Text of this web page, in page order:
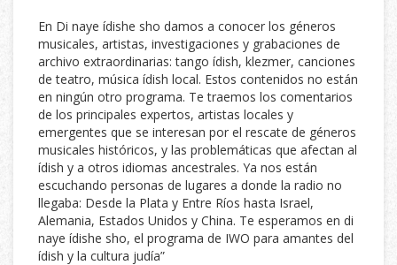
En Di naye ídishe sho damos a conocer los géneros
musicales, artistas, investigaciones y grabaciones de
archivo extraordinarias: tango ídish, klezmer, canciones
de teatro, música ídish local. Estos contenidos no están
en ningún otro programa. Te traemos los comentarios
de los principales expertos, artistas locales y
emergentes que se interesan por el rescate de géneros
musicales históricos, y las problemáticas que afectan al
ídish y a otros idiomas ancestrales. Ya nos están
escuchando personas de lugares a donde la radio no
llegaba: Desde la Plata y Entre Ríos hasta Israel,
Alemania, Estados Unidos y China. Te esperamos en di
naye ídishe sho, el programa de IWO para amantes del
ídish y la cultura judía”